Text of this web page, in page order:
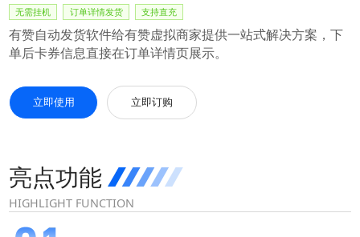
无需挂机 订单详情发货 支持直充
有赞自动发货软件给有赞虚拟商家提供一站式解决方案，下
单后卡券信息直接在订单详情页展示。
立即使用 立即订购
亮点功能
HIGHLIGHT FUNCTION